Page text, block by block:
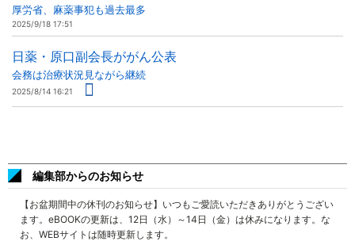
厚労省、麻薬事犯も過去最多
2025/9/18 17:51
日薬・原口副会長ががん公表
会務は治療状況見ながら継続
2025/8/14 16:21
編集部からのお知らせ
【お盆期間中の休刊のお知らせ】いつもご愛読いただきありがとうござい
ます。eBOOKの更新は、12日（水）～14日（金）は休みになります。な
お、WEBサイトは随時更新します。